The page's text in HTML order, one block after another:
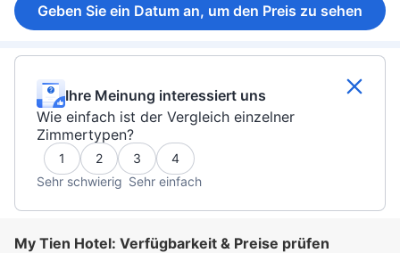
Geben Sie ein Datum an, um den Preis zu sehen
Ihre Meinung interessiert uns
Wie einfach ist der Vergleich einzelner
Zimmertypen?
1 2 3
4
Sehr schwierig Sehr einfach
My Tien Hotel: Verfügbarkeit & Preise prüfen